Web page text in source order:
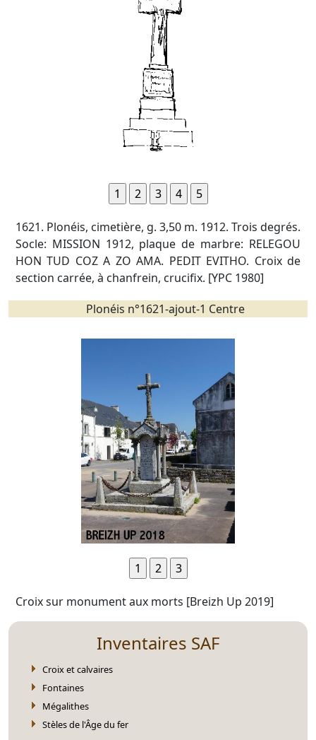
1621. Plonéis, cimetière, g. 3,50 m. 1912. Trois degrés.
Socle: MISSION 1912, plaque de marbre: RELEGOU
HON TUD COZ A ZO AMA. PEDIT EVITHO. Croix de
section carrée, à chanfrein, crucifix. [YPC 1980]
Plonéis n°1621-ajout-1 Centre
Croix sur monument aux morts [Breizh Up 2019]
Inventaires SAF
Croix et calvaires
Fontaines
Mégalithes
Stèles de l'Âge du fer